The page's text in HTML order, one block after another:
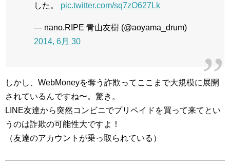
した。 pic.twitter.com/sq7zO627Lk
— nano.RIPE 青山友樹 (@aoyama_drum)
2014, 6月 30
しかし、WebMoneyを奪う詐欺ってここまで大規模に展開
されているんですね〜。驚き。
LINE友達から突然コンビニでプリペイドを買って来てとい
うのは詐欺の可能性大ですよ！
（友達のアカウントが乗っ取られている）